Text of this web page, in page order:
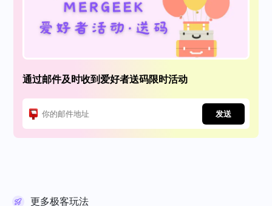
通过邮件及时收到爱好者送码限时活动
发送
更多极客玩法